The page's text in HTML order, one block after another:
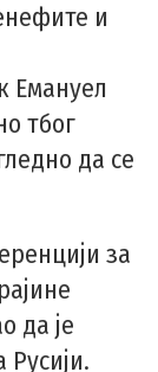
и
Емануел
тбог
да се
за
да је